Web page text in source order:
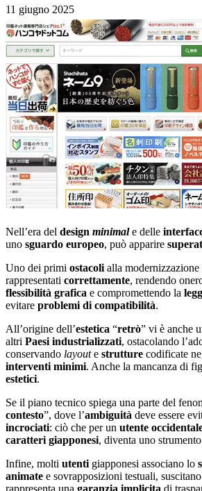
11 giugno 2025
Nell’era del design minimale delle
uno sguardo europeo, può apparire
Uno dei primi ostacoli alla modernizzazione
rappresentati correttamente, rendendo
flessibilità grafica e compromettendo la
evitare problemi di compatibilità.
All’origine dell’estetica “retrò” vi è anche
altri Paesi industrializzati, ostacolando
conservando layoute strutture codificate
interventi minimi. Anche la mancanza di
estetici.
Se il piano tecnico spiega una parte del
contesto”, dove l’ambiguità deve essere
incrociati: ciò che per un utente
caratteri giapponesi, diventa uno
Infine, molti utenti giapponesi associano lo
animate e sovrapposizioni testuali,
rappresenta una garanzia implicita di